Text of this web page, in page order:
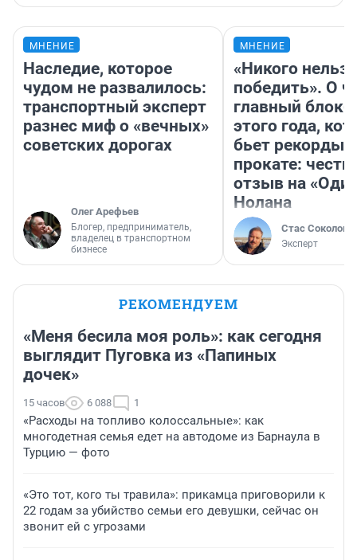
МНЕНИЕ
Наследие, которое
чудом не развалилось:
транспортный эксперт
разнес миф о «вечных»
советских дорогах
Олег Арефьев
Блогер, предприниматель,
владелец в транспортном
бизнесе
МНЕНИЕ
«Никого нельзя
победить». О
главный
этого года,
бьет рекорды в
прокате:
отзыв на
Нолана
Стас Соколов
Эксперт
РЕКОМЕНДУЕМ
«Меня бесила моя роль»: как сегодня
выглядит Пуговка из «Папиных
дочек»
15 часов 6 088 1
«Расходы на топливо колоссальные»: как
многодетная семья едет на автодоме из Барнаула в
Турцию — фото
«Это тот, кого ты травила»: прикамца приговорили к
22 годам за убийство семьи его девушки, сейчас он
звонит ей с угрозами